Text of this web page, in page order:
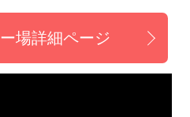
場詳細ページ